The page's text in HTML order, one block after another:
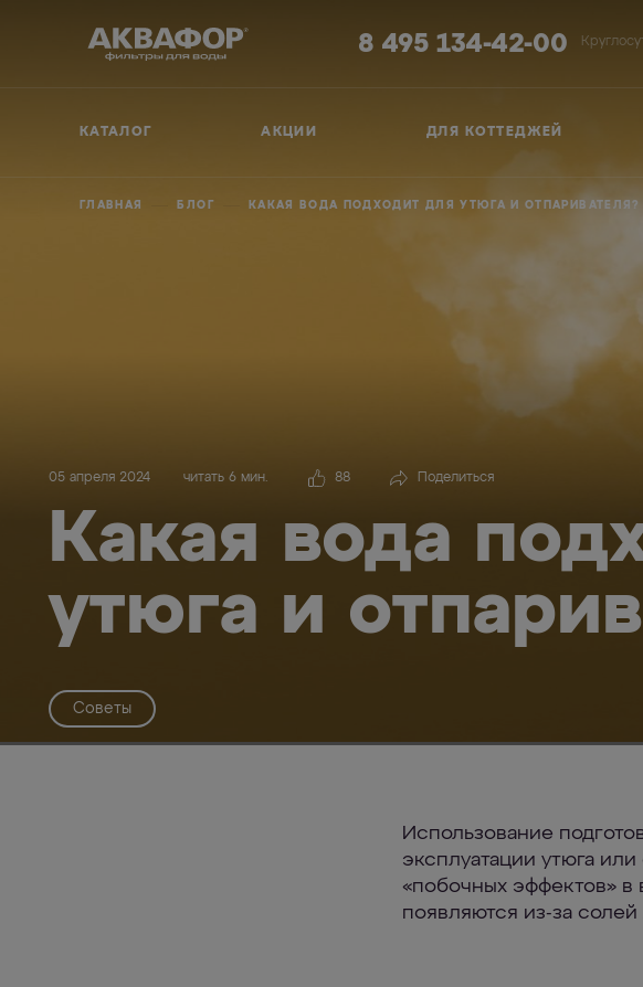
8 495 134-42-00
КАТАЛОГ АКЦИИ ДЛЯ КОТТЕДЖЕЙ
ГЛАВНАЯ БЛОГ КАКАЯ ВОДА ПОДХОДИТ ДЛЯ УТЮГА И ОТПАРИВАТЕЛЯ?
05 апреля 2024 читать 6 мин. 88 Поделиться
Какая вода
утюга и
Советы
Использование
эксплуатации утюга
«побочных эффектов» в
появляются из-за